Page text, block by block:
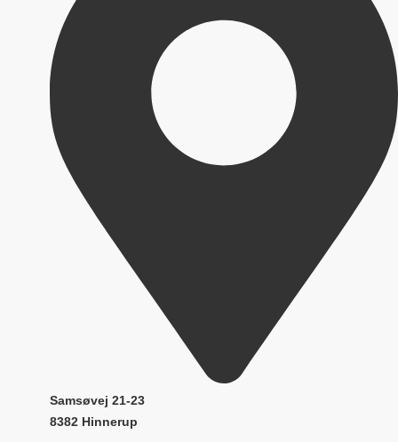
Samsøvej 21-23
8382 Hinnerup